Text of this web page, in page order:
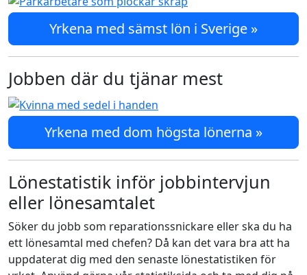
Yrkena med sämst lön i Sverige »
Jobben där du tjänar mest
Yrkena med dom högsta lönerna »
Lönestatistik inför jobbintervjun
eller lönesamtalet
Söker du jobb som reparationssnickare eller ska du ha
ett lönesamtal med chefen? Då kan det vara bra att ha
uppdaterat dig med den senaste lönestatistiken för